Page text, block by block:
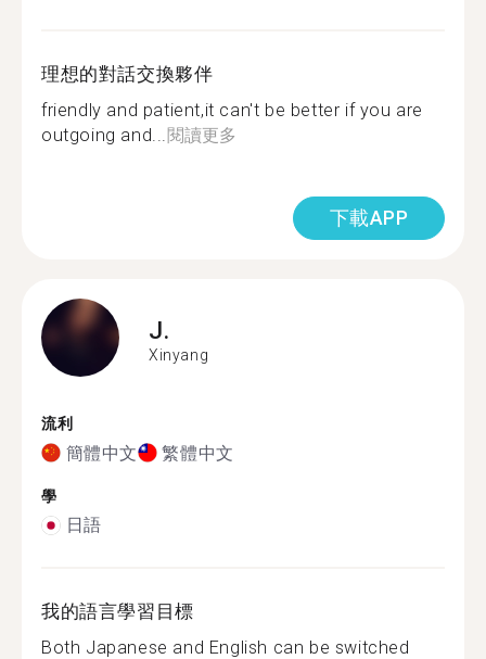
理想的對話交換夥伴
friendly and patient,it can't be better if you are
outgoing and...閱讀更多
下載APP
J.
Xinyang
流利
簡體中文 繁體中文
學
日語
我的語言學習目標
Both Japanese and English can be switched